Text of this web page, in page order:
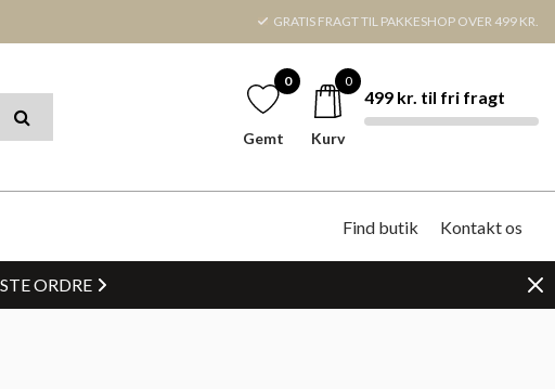
GRATIS FRAGT TIL PAKKESHOP OVER 499 KR.
0
Gemt
0
Kurv
499 kr. til fri fragt
Find butik Kontakt os
ORDRE